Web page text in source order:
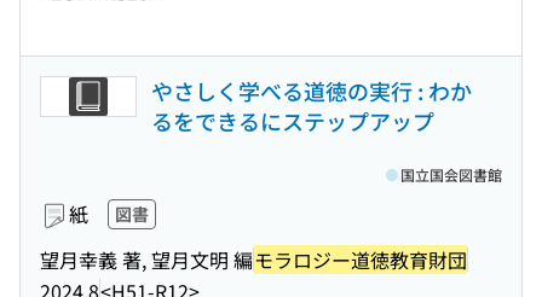
やさしく学べる道徳の実行 : わか
るをできるにステップアップ
紙 図書
望月幸義 著, 望月文明 編モラロジー道徳教育財団
2024.8<H51-R12>
国立国会図書館